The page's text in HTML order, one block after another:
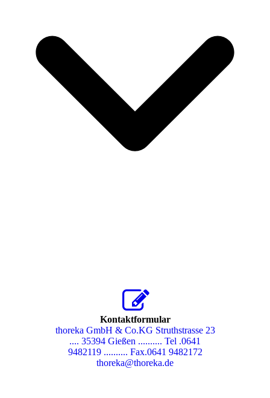
Kontaktformular
thoreka GmbH & Co.KG Struthstrasse 23
.... 35394 Gießen .......... Tel .0641
9482119 .......... Fax.0641 9482172
thoreka@thoreka.de